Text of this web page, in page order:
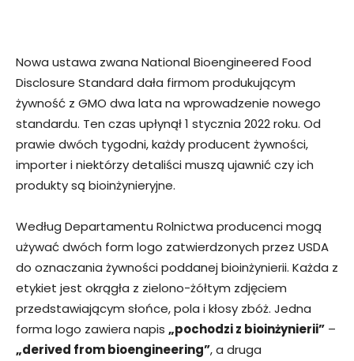
Nowa ustawa zwana National Bioengineered Food
Disclosure Standard dała firmom produkującym
żywność z GMO dwa lata na wprowadzenie nowego
standardu. Ten czas upłynął 1 stycznia 2022 roku. Od
prawie dwóch tygodni, każdy producent żywności,
importer i niektórzy detaliści muszą ujawnić czy ich
produkty są bioinżynieryjne.
Według Departamentu Rolnictwa producenci mogą
używać dwóch form logo zatwierdzonych przez USDA
do oznaczania żywności poddanej bioinżynierii. Każda z
etykiet jest okrągła z zielono-żółtym zdjęciem
przedstawiającym słońce, pola i kłosy zbóż. Jedna
forma logo zawiera napis „pochodzi z bioinżynierii” –
„derived from bioengineering”, a druga